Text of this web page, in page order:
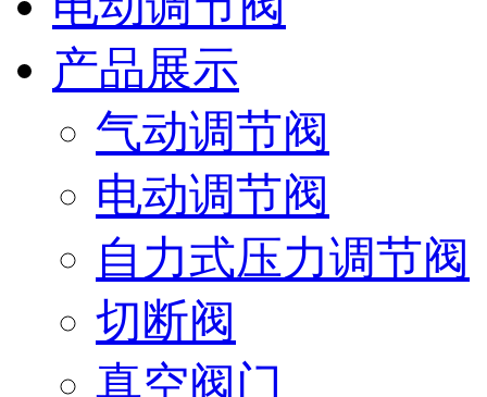
产品展示
气动调节阀
电动调节阀
自力式压力调节阀
切断阀
真空阀门